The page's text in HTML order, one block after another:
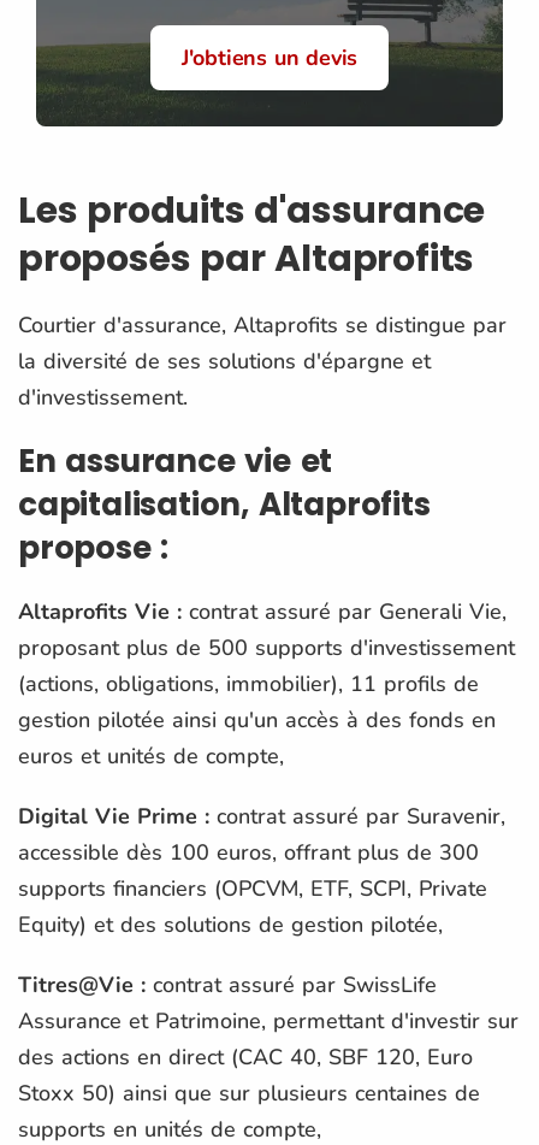
J'obtiens un devis
Les produits d'assurance
proposés par Altaprofits
Courtier d'assurance, Altaprofits se distingue par
la diversité de ses solutions d'épargne et
d'investissement.
En assurance vie et
capitalisation, Altaprofits
propose :
Altaprofits Vie : contrat assuré par Generali Vie,
proposant plus de 500 supports d'investissement
(actions, obligations, immobilier), 11 profils de
gestion pilotée ainsi qu'un accès à des fonds en
euros et unités de compte,
Digital Vie Prime : contrat assuré par Suravenir,
accessible dès 100 euros, offrant plus de 300
supports financiers (OPCVM, ETF, SCPI, Private
Equity) et des solutions de gestion pilotée,
Titres@Vie : contrat assuré par SwissLife
Assurance et Patrimoine, permettant d'investir sur
des actions en direct (CAC 40, SBF 120, Euro
Stoxx 50) ainsi que sur plusieurs centaines de
supports en unités de compte,